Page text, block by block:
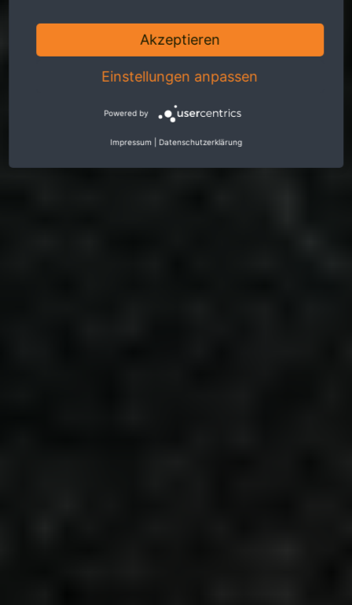
Akzeptieren
Einstellungen anpassen
Powered by
Impressum Datenschutzerklärung